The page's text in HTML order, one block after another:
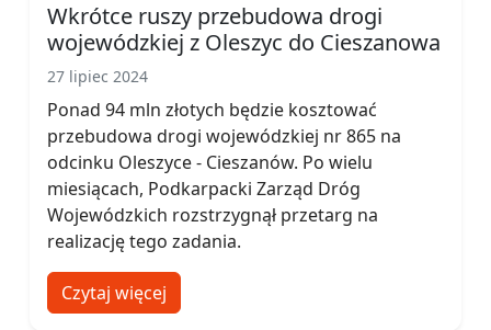
Wkrótce ruszy przebudowa drogi
wojewódzkiej z Oleszyc do Cieszanowa
27 lipiec 2024
Ponad 94 mln złotych będzie kosztować
przebudowa drogi wojewódzkiej nr 865 na
odcinku Oleszyce - Cieszanów. Po wielu
miesiącach, Podkarpacki Zarząd Dróg
Wojewódzkich rozstrzygnął przetarg na
realizację tego zadania.
Czytaj więcej